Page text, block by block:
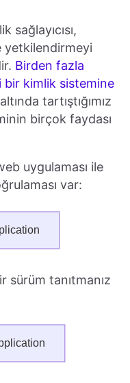
sağlayıcısı,
yetkilendirmeyi
Birden fazla
bir kimlik sistemine
tartıştığımız
birçok faydası
uygulaması ile
var:
sürüm tanıtmanız